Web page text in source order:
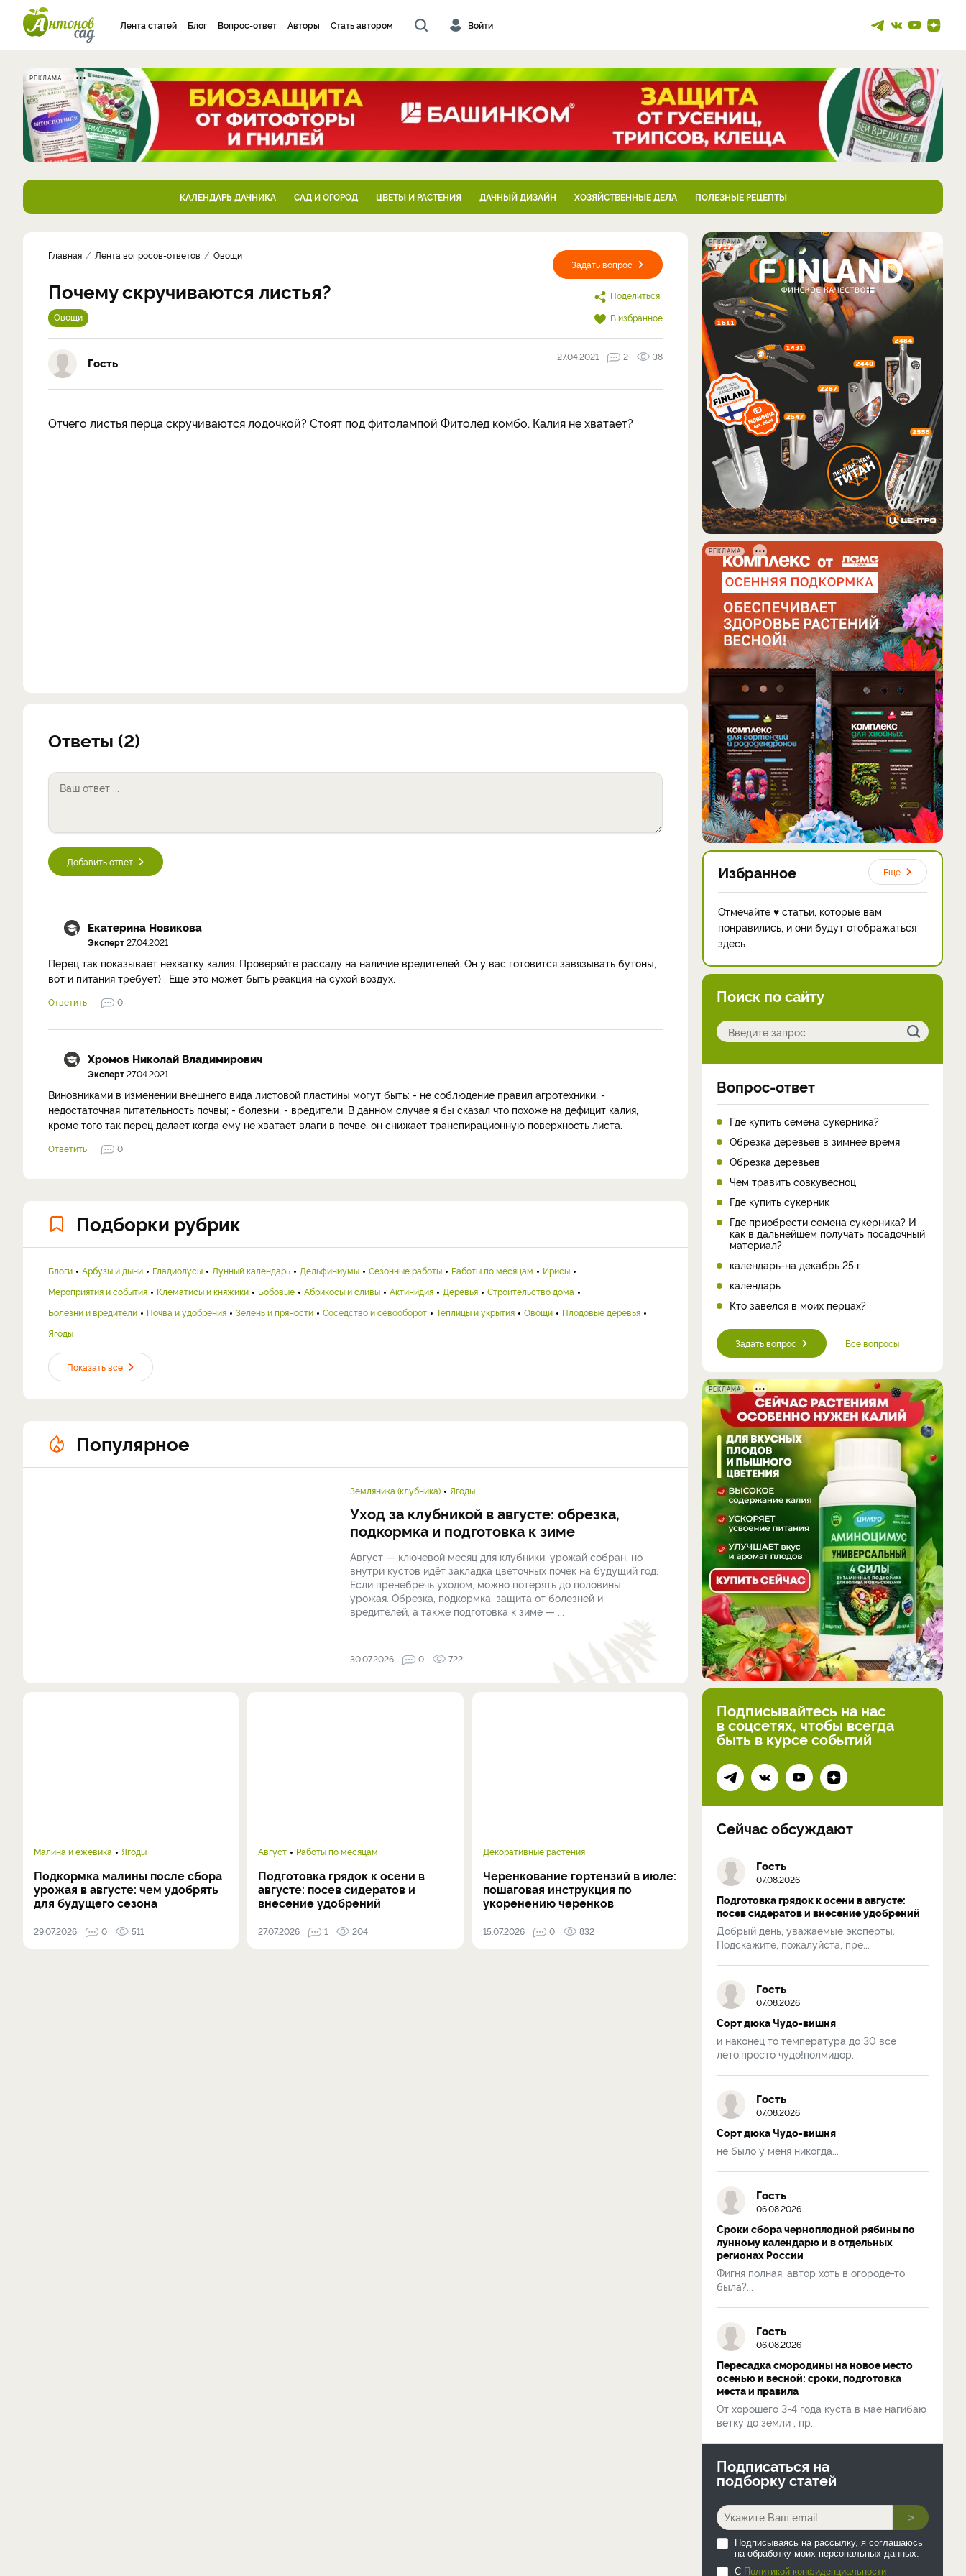
Лента статей Блог Вопрос-ответ Авторы Стать автором Войти
РЕКЛАМА
КАЛЕНДАРЬ ДАЧНИКА САД И ОГОРОД ЦВЕТЫ И РАСТЕНИЯ ДАЧНЫЙ ДИЗАЙН ХОЗЯЙСТВЕННЫЕ ДЕЛА ПОЛЕЗНЫЕ РЕЦЕПТЫ
Задать вопрос
Поделиться
В избранное
Главная Лента вопросов-ответов Овощи
Почему скручиваются листья?
Овощи
Гость 27.04.2021 2 38
Отчего листья перца скручиваются лодочкой? Стоят под фитолампой Фитолед комбо. Калия не хватает?
Ответы (2)
Добавить ответ
Екатерина Новикова
Эксперт27.04.2021
Перец так показывает нехватку калия. Проверяйте рассаду на наличие вредителей. Он у вас готовится завязывать бутоны,
вот и питания требует) . Еще это может быть реакция на сухой воздух.
Ответить 0
Хромов Николай Владимирович
Эксперт27.04.2021
Виновниками в изменении внешнего вида листовой пластины могут быть: - не соблюдение правил агротехники; -
недостаточная питательность почвы; - болезни; - вредители. В данном случае я бы сказал что похоже на дефицит калия,
кроме того так перец делает когда ему не хватает влаги в почве, он снижает транспирационную поверхность листа.
Ответить 0
Подборки рубрик
Блоги Арбузы и дыни Гладиолусы Лунный календарь Дельфиниумы Сезонные работы Работы по месяцам
Ирисы
Мероприятия и события
Клематисы и княжики Бобовые Абрикосы и сливы Актинидия Деревья
Строительство дома
Болезни и вредители
Почва и удобрения Зелень и пряности Соседство и севооборот Теплицы и укрытия Овощи
Плодовые деревья
Ягоды
Показать все
Популярное
Земляника (клубника) Ягоды
Уход за клубникой в августе: обрезка,
подкормка и подготовка к зиме
Август — ключевой месяц для клубники: урожай собран, но
внутри кустов идёт закладка цветочных почек на будущий год.
Если пренебречь уходом, можно потерять до половины
урожая. Обрезка, подкормка, защита от болезней и
вредителей, а также подготовка к зиме — ...
30.07.2026 0 722
Малина и ежевика Ягоды
Подкормка малины после сбора
урожая в августе: чем удобрять
для будущего сезона
29.07.2026 0 511
Август Работы по месяцам
Подготовка грядок к осени в
августе: посев сидератов и
внесение удобрений
27.07.2026 1 204
Декоративные растения
Черенкование гортензий в июле:
пошаговая инструкция по
укоренению черенков
15.07.2026 0 832
РЕКЛАМА
РЕКЛАМА
Избранное Еще
Отмечайте ♥ статьи, которые вам
понравились, и они будут отображаться
здесь
Поиск по сайту
Вопрос-ответ
Где купить семена сукерника?
Обрезка деревьев в зимнее время
Обрезка деревьев
Чем травить совкувесноц
Где купить сукерник
Где приобрести семена сукерника? И
как в дальнейшем получать посадочный
материал?
календарь-на декабрь 25 г
календарь
Кто завелся в моих перцах?
Задать вопрос Все вопросы
РЕКЛАМА
Подписывайтесь на нас
в соцсетях, чтобы всегда
быть в курсе событий
Сейчас обсуждают
Гость
07.08.2026
Подготовка грядок к осени в августе:
посев сидератов и внесение удобрений
Добрый день, уважаемые эксперты.
Подскажите, пожалуйста, пре...
Гость
07.08.2026
Сорт дюка Чудо-вишня
и наконец то температура до 30 все
лето,просто чудо!полмидор...
Гость
07.08.2026
Сорт дюка Чудо-вишня
не было у меня никогда...
Гость
06.08.2026
Сроки сбора черноплодной рябины по
лунному календарю и в отдельных
регионах России
Фигня полная, автор хоть в огороде-то
была?...
Гость
06.08.2026
Пересадка смородины на новое место
осенью и весной: сроки, подготовка
места и правила
От хорошего 3-4 года куста в мае нагибаю
ветку до земли , пр...
Подписаться на
подборку статей
>
Подписываясь на рассылку, я соглашаюсь
на обработку моих персональных данных.
С Политикой конфиденциальности